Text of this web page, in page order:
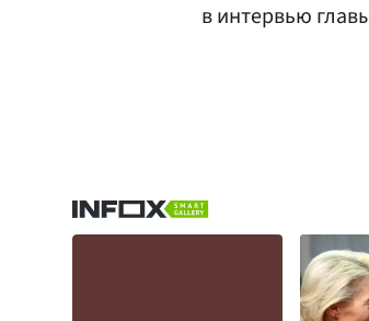
в интервью